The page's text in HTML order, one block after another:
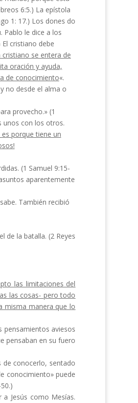
6:5.) La epístola
1: 17.) Los dones do
Pablo le dice a los
cristiano debe
cristiano se entera de
oración y ayuda,
de conocimiento«.
no desde el alma o
provecho.» (1
unos con los otros.
porque tiene un
(1 Samuel 9:15-
aparentemente
También recibió
de la batalla. (2 Reyes
las limitaciones del
las cosas- pero todo
misma ma­nera que lo
pensamientos aviesos
pensaban en su fuero
de conocerlo, sentado
conocimiento» puede
Jesús como Mesías.